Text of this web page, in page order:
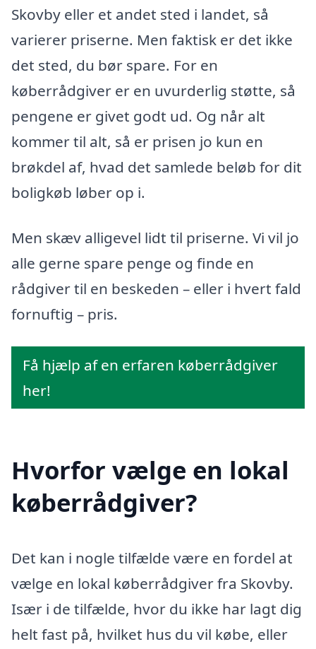
Skovby eller et andet sted i landet, så
varierer priserne. Men faktisk er det ikke
det sted, du bør spare. For en
køberrådgiver er en uvurderlig støtte, så
pengene er givet godt ud. Og når alt
kommer til alt, så er prisen jo kun en
brøkdel af, hvad det samlede beløb for dit
boligkøb løber op i.
Men skæv alligevel lidt til priserne. Vi vil jo
alle gerne spare penge og finde en
rådgiver til en beskeden – eller i hvert fald
fornuftig – pris.
Få hjælp af en erfaren køberrådgiver
her!
Hvorfor vælge en lokal
køberrådgiver?
Det kan i nogle tilfælde være en fordel at
vælge en lokal køberrådgiver fra Skovby.
Især i de tilfælde, hvor du ikke har lagt dig
helt fast på, hvilket hus du vil købe, eller